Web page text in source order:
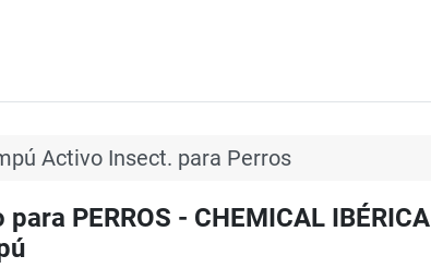
Activo Insect. para Perros
PERROS - CHEMICAL IBÉRICA